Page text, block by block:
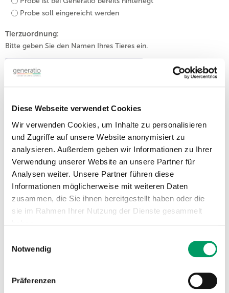
Diese Webseite verwendet Cookies
Wir verwenden Cookies, um Inhalte zu personalisieren
und Zugriffe auf unsere Website anonymisiert zu
analysieren. Außerdem geben wir Informationen zu Ihrer
Verwendung unserer Website an unsere Partner für
Analysen weiter. Unsere Partner führen diese
Informationen möglicherweise mit weiteren Daten
zusammen, die Sie ihnen bereitgestellt haben oder die
sie im Rahmen Ihrer Nutzung der Dienste gesammelt
Impressum
Notwendig
Präferenzen
Probe soll eingereicht werden
Tierzuordnung:
Bitte geben Sie den Namen Ihres Tieres ein.
Klassifikation:
Typ: DNA-Tests
Tierart: Pferd
Klasse: Erbkrankheiten
American Paint Horse,
Appaloosa, Araberpinto,
Azteke, Baschkire, keine
Mustang, Nonius, ONC, Paint
Horse, Pinto, Pony of the
Americas, Quarab, Quarter